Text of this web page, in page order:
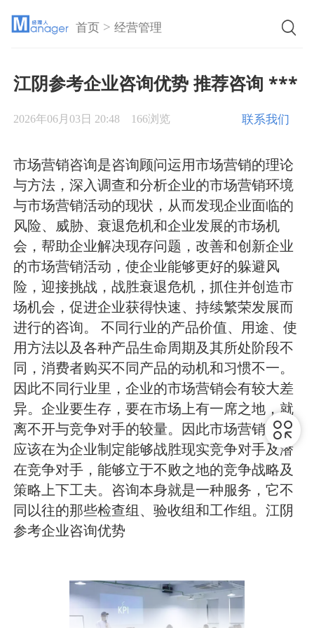
首页 >经营管理
江阴参考企业咨询优势 推荐咨询 ***
2026年06月03日 20:48 166浏览 联系我们
市场营销咨询是咨询顾问运用市场营销的理论
与方法，深入调查和分析企业的市场营销环境
与市场营销活动的现状，从而发现企业面临的
风险、威胁、衰退危机和企业发展的市场机
会，帮助企业解决现存问题，改善和创新企业
的市场营销活动，使企业能够更好的躲避风
险，迎接挑战，战胜衰退危机，抓住并创造市
场机会，促进企业获得快速、持续繁荣发展而
进行的咨询。 不同行业的产品价值、用途、使
用方法以及各种产品生命周期及其所处阶段不
同，消费者购买不同产品的动机和习惯不一。
因此不同行业里，企业的市场营销会有较大差
异。企业要生存，要在市场上有一席之地，就
离不开与竞争对手的较量。因此市场营销咨询
应该在为企业制定能够战胜现实竞争对手及潜
在竞争对手，能够立于不败之地的竞争战略及
策略上下工夫。咨询本身就是一种服务，它不
同以往的那些检查组、验收组和工作组。江阴
参考企业咨询优势